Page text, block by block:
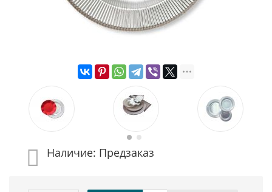
Наличие: Предзаказ